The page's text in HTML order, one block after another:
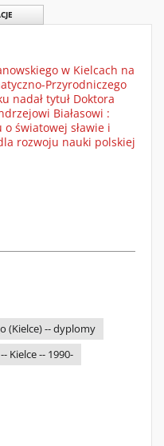
w Kielcach na
Przyrodniczego
nadał tytuł Doktora
Białasowi :
światowej sławie i
rozwoju nauki polskiej
(Kielce) -- dyplomy
Kielce -- 1990-